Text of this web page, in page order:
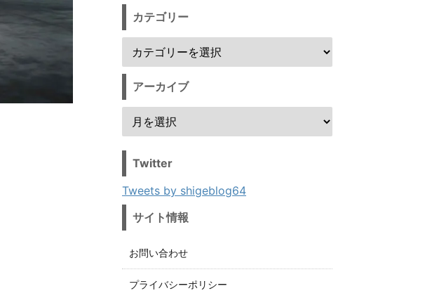
カテゴリー
アーカイブ
Twitter
Tweets by shigeblog64
サイト情報
お問い合わせ
プライバシーポリシー